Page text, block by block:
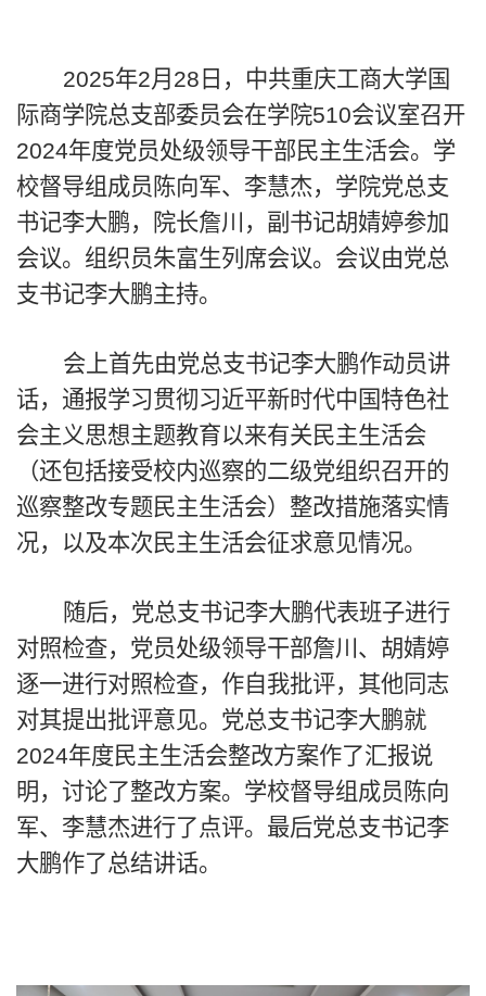
2025年2月 28 日 ， 中共重庆工商大学国
际商学院总支部委员会在学院510会议室召开
2024年度党员处级领导干部 民主生活会。学
校督导组成员陈向军、李慧杰，学院党总支
书记李大鹏，院长詹川，副书记胡婧婷参加
会议。组织员朱富生列席会议。会议由党总
支书记李大鹏主持。
会上首先由党总支书记李大鹏作动员讲
话， 通报学习贯彻习近平新时代中国特色社
会主义思想主题教育以来有关民主生活会
（还包括接受校内巡察的二级党组织召开的
巡察整改专题民主生活会）整改措施落实情
况，以及本次民主生活会征求意见情况。
随后， 党总支书记李大鹏代表班子进行
对照检查， 党员处级领导干部詹川、胡婧婷
逐一进行对照检查，作自我批评，其他同志
对其提出批评意见。 党总支书记李大鹏就
2024年度民主生活会整改方案作了汇报说
明，讨论了整改方案。学校督导组成员陈向
军、李慧杰进行了点评。最后党总支书记李
大鹏作了总结讲话。